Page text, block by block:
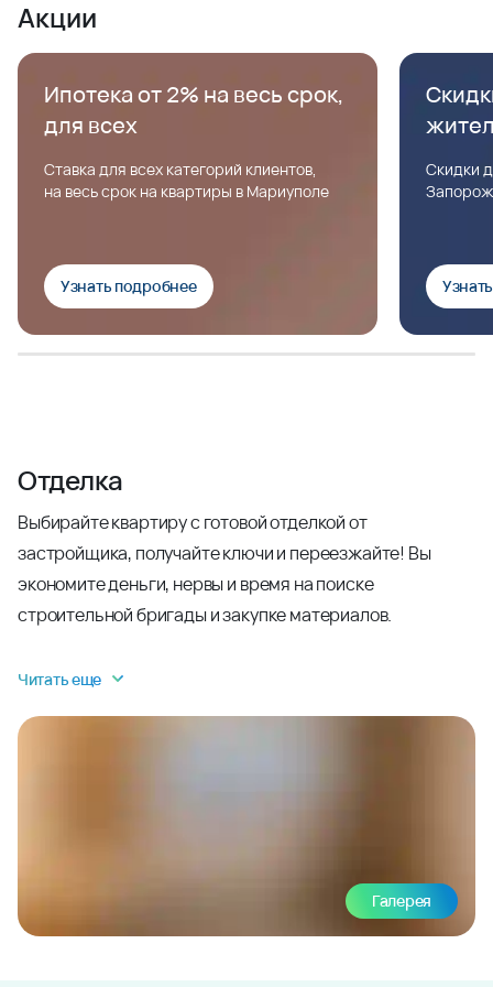
Акции
Ипотека от 2% на весь срок,
для всех
Ставка для всех категорий клиентов,
на весь срок на квартиры в Мариуполе
Узнать подробнее
Скидки
Отделка
Выбирайте квартиру с готовой отделкой от
застройщика, получайте ключи и переезжайте! Вы
экономите деньги, нервы и время на поиске
строительной бригады и закупке материалов.
Читать еще
Галерея